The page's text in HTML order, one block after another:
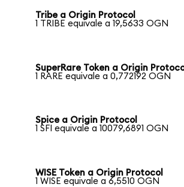
Tribe a Origin Protocol
1 TRIBE equivale a 19,5633 OGN
SuperRare Token a Origin
1 RARE equivale a 0,772192 OGN
Spice a Origin Protocol
1 SFI equivale a 10079,6891 OGN
WISE Token a Origin Protocol
1 WISE equivale a 6,5510 OGN